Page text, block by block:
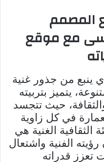
المصمم
مع موقع
ينبع من جذور غنية
يتميز بتربيته
حيث تتجسد
في كل زاوية
الثقافية الغنية هي
الفنية واشتعال
تعزز قدراته